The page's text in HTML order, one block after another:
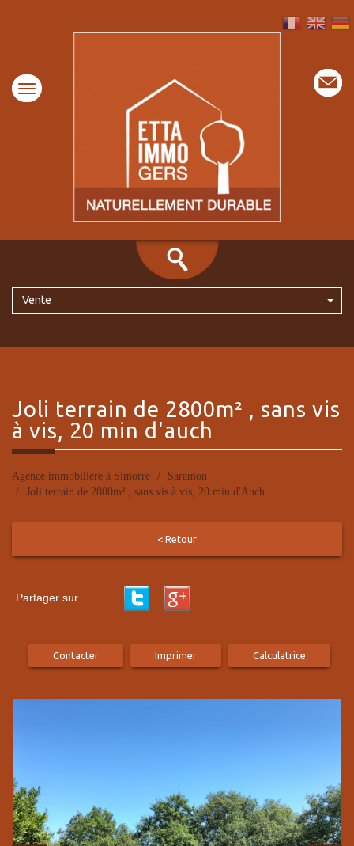
Vente
joli terrain de 2800m² , sans vis
à vis, 20 min d'auch
Agence immobilière à Simorre
Saramon
Joli terrain de 2800m² , sans vis à vis, 20 min d'Auch
< Retour
Partager sur
Contacter Imprimer Calculatrice